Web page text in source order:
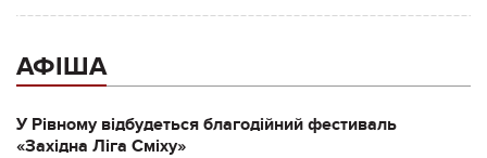
АФІША
У Рівному відбудеться благодійний фестиваль
«Західна Ліга Сміху»